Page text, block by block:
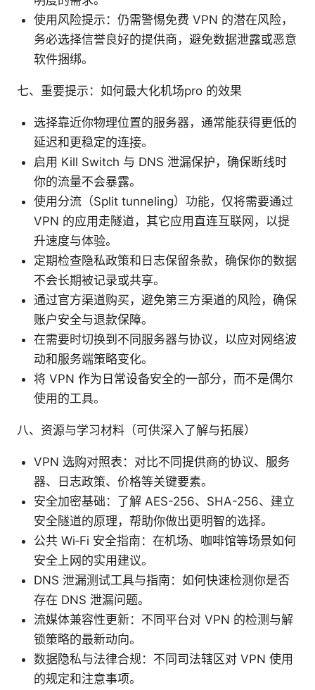
使用风险提示：仍需警惕免费 VPN 的潜在风险，
务必选择信誉良好的提供商，避免数据泄露或恶意
软件捆绑。
七、重要提示：如何最大化机场pro 的效果
选择靠近你物理位置的服务器，通常能获得更低的
延迟和更稳定的连接。
启用 Kill Switch 与 DNS 泄漏保护，确保断线时
你的流量不会暴露。
使用分流（Split tunneling）功能，仅将需要通过
VPN 的应用走隧道，其它应用直连互联网，以提
升速度与体验。
定期检查隐私政策和日志保留条款，确保你的数据
不会长期被记录或共享。
通过官方渠道购买，避免第三方渠道的风险，确保
账户安全与退款保障。
在需要时切换到不同服务器与协议，以应对网络波
动和服务端策略变化。
将 VPN 作为日常设备安全的一部分，而不是偶尔
使用的工具。
八、资源与学习材料（可供深入了解与拓展）
VPN 选购对照表：对比不同提供商的协议、服务
器、日志政策、价格等关键要素。
安全加密基础：了解 AES-256、SHA-256、建立
安全隧道的原理，帮助你做出更明智的选择。
公共 Wi‑Fi 安全指南：在机场、咖啡馆等场景如何
安全上网的实用建议。
DNS 泄漏测试工具与指南：如何快速检测你是否
存在 DNS 泄漏问题。
流媒体兼容性更新：不同平台对 VPN 的检测与解
锁策略的最新动向。
数据隐私与法律合规：不同司法辖区对 VPN 使用
的规定和注意事项。